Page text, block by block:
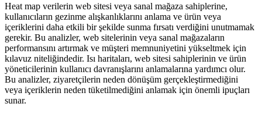
Heat map verilerin web sitesi veya sanal mağaza sahiplerine,
kullanıcıların gezinme alışkanlıklarını anlama ve ürün veya
içeriklerini daha etkili bir şekilde sunma fırsatı verdiğini unutmamak
gerekir. Bu analizler, web sitelerinin veya sanal mağazaların
performansını artırmak ve müşteri memnuniyetini yükseltmek için
kılavuz niteliğindedir. Isı haritaları, web sitesi sahiplerinin ve ürün
yöneticilerinin kullanıcı davranışlarını anlamalarına yardımcı olur.
Bu analizler, ziyaretçilerin neden dönüşüm gerçekleştirmediğini
veya içeriklerin neden tüketilmediğini anlamak için önemli ipuçları
sunar.